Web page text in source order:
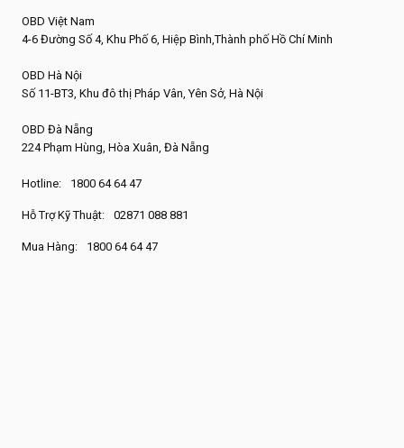
OBD Việt Nam
4-6 Đường Số 4, Khu Phố 6, Hiệp Bình,Thành phố Hồ Chí Minh
OBD Hà Nội
Số 11-BT3, Khu đô thị Pháp Vân, Yên Sở, Hà Nội
OBD Đà Nẵng
224 Phạm Hùng, Hòa Xuân, Đà Nẵng
Hotline: 1800 64 64 47
Hỗ Trợ Kỹ Thuật: 02871 088 881
Mua Hàng: 1800 64 64 47